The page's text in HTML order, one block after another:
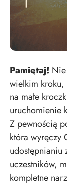
Pamiętaj!
wielkim kroku,
na małe
uruchomienie
Z pewnością
która wyręczy
udostępnianiu
uczestników,
kompletne